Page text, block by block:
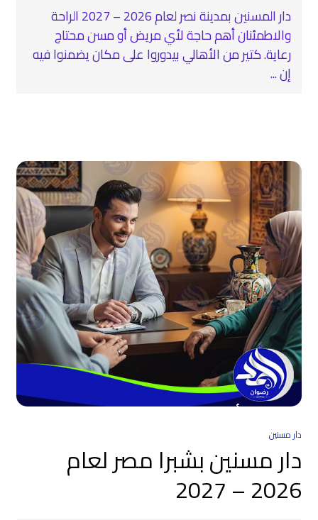
دار المسنين بمدينة نصر لعام 2026 – 2027 الراحة
والاطمئنان أهم حاجة لأي مريض أو مسن محتاج
رعاية. كتير من الأهالي بيدوروا على مكان يضمنوا فيه
إن ...
دار مسنين
دار مسنين بشبرا مصر لعام
2026 – 2027